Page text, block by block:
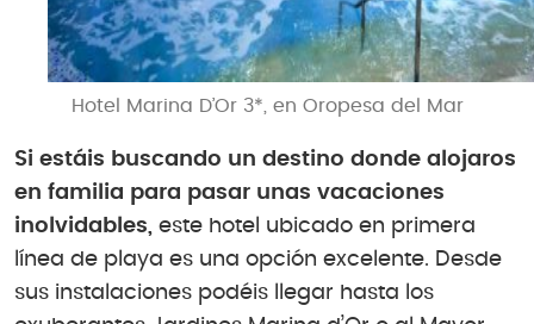
Hotel Marina D’Or 3*, en Oropesa del Mar
Si estáis buscando un destino donde alojaros
en familia para pasar unas vacaciones
inolvidables, este hotel ubicado en primera
línea de playa es una opción excelente. Desde
sus instalaciones podéis llegar hasta los